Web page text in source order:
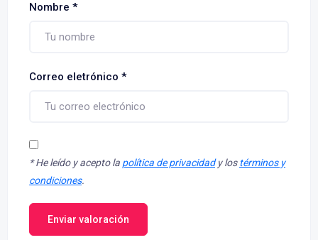
Nombre *
Correo eletrónico *
*He leído y acepto la política de privacidady lostérminos y
condiciones.
Enviar valoración